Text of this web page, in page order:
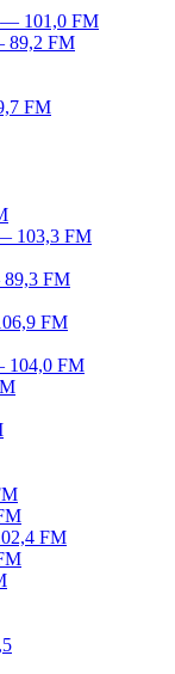
— 101,0 FM
89,2 FM
FM
103,3 FM
FM
FM
104,0 FM
FM